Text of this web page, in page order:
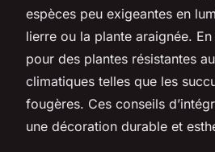
espèces peu exigeantes en
lierre ou la plante araignée.
pour des plantes résistantes
climatiques telles que les
fougères. Ces conseils
une décoration durable et